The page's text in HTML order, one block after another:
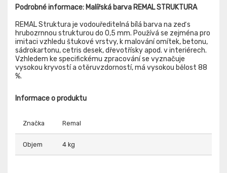
Podrobné informace: Malířská barva REMAL STRUKTURA
REMAL Struktura je vodouředitelná bílá barva na zeď s
hrubozrnnou strukturou do 0,5 mm. Používá se zejména pro
imitaci vzhledu štukové vrstvy, k malování omítek, betonu,
sádrokartonu, cetris desek, dřevotřísky apod. v interiérech.
Vzhledem ke specifickému zpracování se vyznačuje
vysokou kryvostí a otěruvzdorností, má vysokou bělost 88
%.
Informace o produktu
Značka Remal
Objem 4 kg